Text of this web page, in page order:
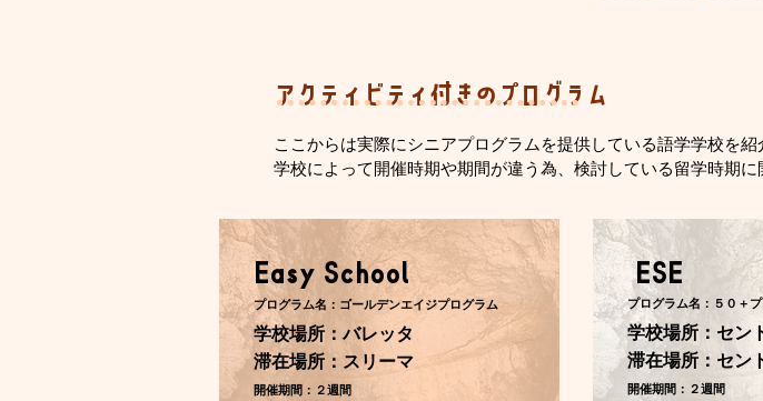
​アクティビティ付きのプログラム
ここからは実際にシニアプログラムを提供している語学学校を紹
学校によって開催時期や期間が違う為、検討している留学時期
Easy School
プログラム名：ゴールデンエイジプログラム
学校場所：バレッタ
​滞在場所：スリーマ
開催期間：２週間
ESE
プログラム名：５０＋
学校場所：セン
滞在場所：セン
開催期間：２週間